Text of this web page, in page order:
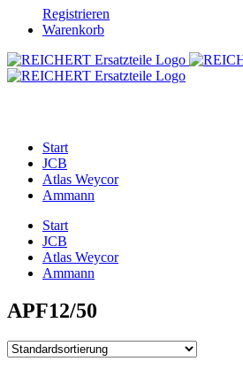
Registrieren
Warenkorb
Start
JCB
Atlas Weycor
Ammann
Start
JCB
Atlas Weycor
Ammann
APF12/50